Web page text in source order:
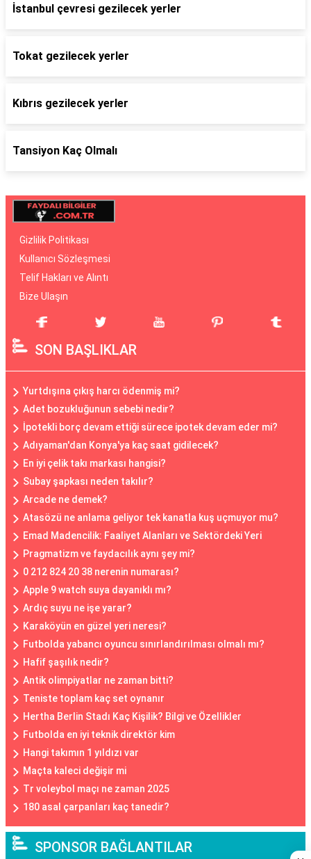
İstanbul çevresi gezilecek yerler
Tokat gezilecek yerler
Kıbrıs gezilecek yerler
Tansiyon Kaç Olmalı
Gizlilik Politikası
Kullanıcı Sözleşmesi
Telif Hakları ve Alıntı
Bize Ulaşın
SON BAŞLIKLAR
Yurtdışına çıkış harcı ödenmiş mi?
Adet bozukluğunun sebebi nedir?
İpotekli borç devam ettiği sürece ipotek devam eder mi?
Adıyaman'dan Konya'ya kaç saat gidilecek?
En iyi çelik takı markası hangisi?
Subay şapkası neden takılır?
Arcade ne demek?
Atasözü ne anlama geliyor tek kanatla kuş uçmuyor mu?
Emad Madencilik: Faaliyet Alanları ve Sektördeki Yeri
Pragmatizm ve faydacılık aynı şey mi?
0 212 824 20 38 nerenin numarası?
Apple 9 watch suya dayanıklı mı?
Ardıç suyu ne işe yarar?
Karaköyün en güzel yeri neresi?
Futbolda yabancı oyuncu sınırlandırılması olmalı mı?
Hafif şaşılık nedir?
Antik olimpiyatlar ne zaman bitti?
Teniste toplam kaç set oynanır
Hertha Berlin Stadı Kaç Kişilik? Bilgi ve Özellikler
Futbolda en iyi teknik direktör kim
Hangi takımın 1 yıldızı var
Maçta kaleci değişir mi
Tr voleybol maçı ne zaman 2025
180 asal çarpanları kaç tanedir?
SPONSOR BAĞLANTILAR